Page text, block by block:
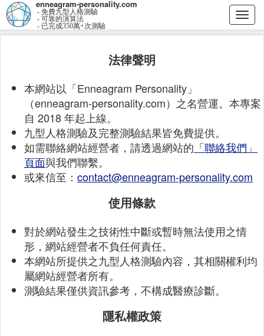
enneagram-personality.com
- 免費九型人格測驗
- 可靠的演算法
- 已完成350萬+次測驗
法律聲明
本網站以「Enneagram Personality」
（enneagram-personality.com）之名營運。本專案
自 2018 年起上線。
九型人格測驗及完整測驗結果皆免費提供。
如需聯絡網站經營者，請透過網站的 「聯絡我們」
頁面與我們聯繫。
或來信至： contact@enneagram-personality.com
使用條款
對於網站發生之技術性中斷或暫時無法使用之情
形，網站經營者不負任何責任。
本網站所提供之九型人格測驗內容，其相關權利均
屬網站經營者所有。
測驗結果僅供資訊參考，不構成醫療診斷。
隱私權政策